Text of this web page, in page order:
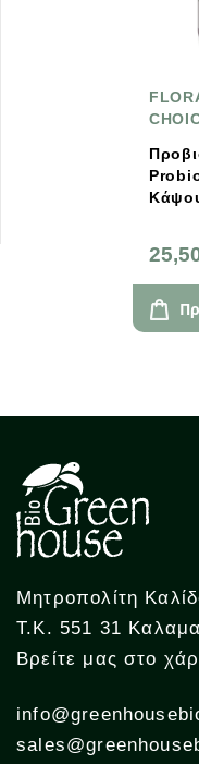
Μητροπολίτη
Τ.Κ. 551 31
Βρείτε μας στο